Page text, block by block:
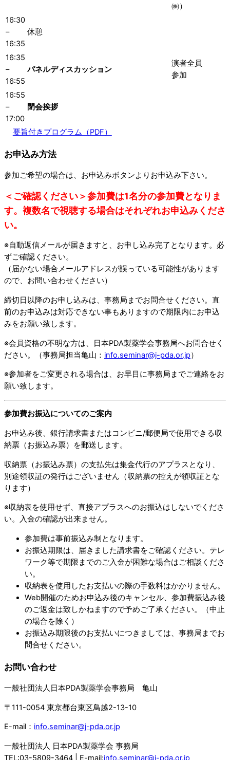
㈱）
16:30
–
16:35
休憩
16:35
–
16:55
パネルディスカッション
演者全員
参加
16:55
–
17:00
閉会挨拶
要旨付きプログラム（PDF）
お申込み方法
参加ご希望の場合は、お申込みボタンよりお申込み下さい。
＜ご確認ください＞参加費は1名分の参加費となりま
す。複数名で視聴する場合はそれぞれお申込みくださ
い。
※自動返信メールが届きますと、お申し込み完了となります。必
ずご確認ください。
（届かない場合メールアドレスが誤っている可能性があります
ので、お問い合わせください）
締切日以降のお申し込みは、事務局までお問合せください。直
前のお申込みは対応できない事もありますので期限内にお申込
みをお願い致します。
※会員資格の不明な方は、日本PDA製薬学会事務局へお問合せく
ださい。（事務局担当亀山： info.seminar@j-pda.or.jp）
※参加者をご変更される場合は、お早目に事務局までご連絡をお
願い致します。
参加費お振込についてのご案内
お申込み後、銀行請求書またはコンビニ/郵便局で使用できる収
納票（お振込み票）を郵送します。
収納票（お振込み票）の支払先は集金代行のアプラスとなり、
別途領収証の発行はございません（収納票の控えが領収証とな
ります）
※収納表を使用せず、直接アプラスへのお振込はしないでくださ
い。入金の確認が出来ません。
参加費は事前振込み制となります。
お振込期限は、届きました請求書をご確認ください。テレ
ワーク等で期限までのご入金が困難な場合はご相談くださ
い。
収納表を使用したお支払いの際の手数料はかかりません。
Web開催のためお申込み後のキャンセル、参加費振込み後
のご返金は致しかねますので予めご了承ください。（中止
の場合を除く）
お振込み期限後のお支払いにつきましては、事務局までお
問合せください。
お問い合わせ
一般社団法人日本PDA製薬学会事務局 亀山
〒111-0054 東京都台東区鳥越2-13-10
E-mail： info.seminar@j-pda.or.jp
一般社団法人 日本PDA製薬学会 事務局
TEL:03-5809-3464 | E-mail:info.seminar@j-pda.or.jp